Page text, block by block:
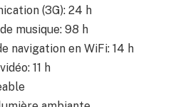
(3G): 24 h
musique: 98 h
navigation en WiFi: 14 h
11 h